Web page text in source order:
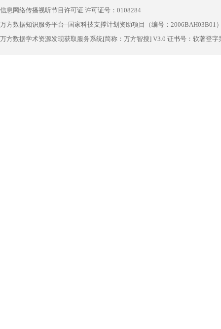
信息网络传播视听节目许可证 许可证号：0108284
万方数据知识服务平台--国家科技支撑计划资助项目（编号：2006BAH03B01
万方数据学术资源发现获取服务系统[简称：万方智搜] V3.0 证书号：软著登字